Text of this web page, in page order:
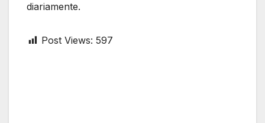
diariamente.
Post Views: 597